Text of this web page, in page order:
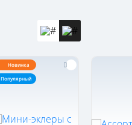
Новинка
Популярный